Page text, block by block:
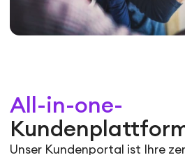
All-in-one-
Unser Kundenportal ist Ihre